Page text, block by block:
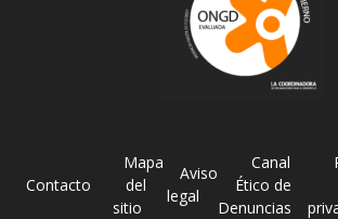
Contacto
Mapa
del
sitio
Aviso
legal
Canal
Ético de
Denuncias